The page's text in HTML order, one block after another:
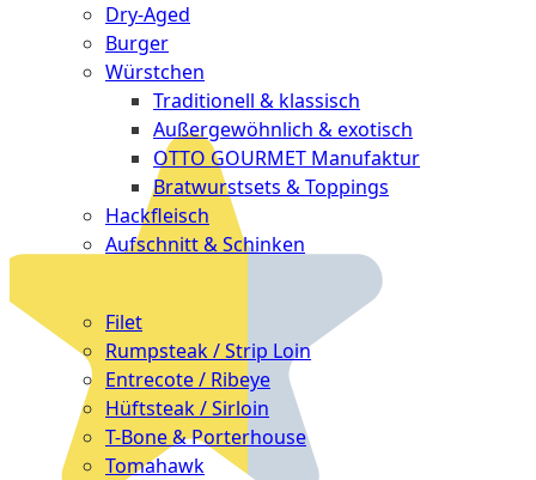
Dry-Aged
Burger
Würstchen
Traditionell & klassisch
Außergewöhnlich & exotisch
OTTO GOURMET Manufaktur
Bratwurstsets & Toppings
Hackfleisch
Aufschnitt & Schinken
Filet
Rumpsteak / Strip Loin
Entrecote / Ribeye
Hüftsteak / Sirloin
T-Bone & Porterhouse
Tomahawk